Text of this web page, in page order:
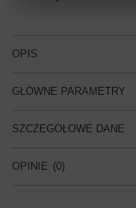
OPIS
GŁÓWNE PARAMETRY
SZCZEGÓŁOWE DANE
OPINIE (0)